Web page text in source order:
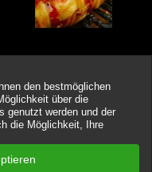
den bestmöglichen
über die
genutzt werden und der
die Möglichkeit, Ihre